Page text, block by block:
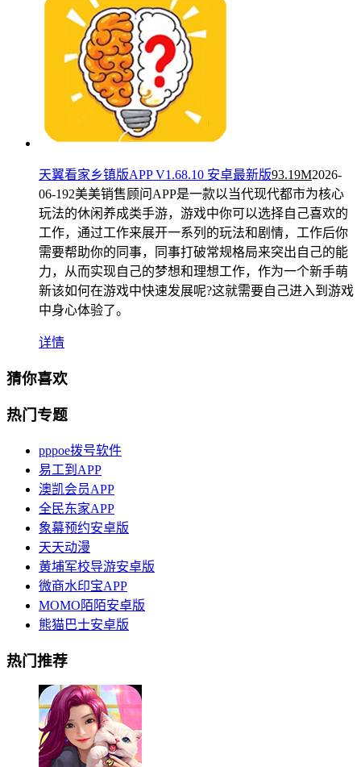
天翼看家乡镇版APP V1.68.10 安卓最新版93.19M2026-
06-192美美销售顾问APP是一款以当代现代都市为核心
玩法的休闲养成类手游，游戏中你可以选择自己喜欢的
工作，通过工作来展开一系列的玩法和剧情，工作后你
需要帮助你的同事，同事打破常规格局来突出自己的能
力，从而实现自己的梦想和理想工作，作为一个新手萌
新该如何在游戏中快速发展呢?这就需要自己进入到游戏
中身心体验了。
详情
猜你喜欢
热门专题
pppoe拨号软件
易工到APP
澳凯会员APP
全民东家APP
象幕预约安卓版
天天动漫
黄埔军校导游安卓版
微商水印宝APP
MOMO陌陌安卓版
熊猫巴士安卓版
热门推荐